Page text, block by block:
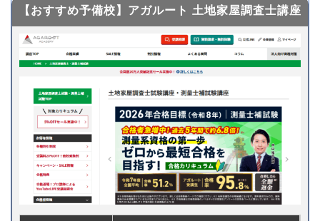
【おすすめ予備校】アガルート 土地家屋調査士講座